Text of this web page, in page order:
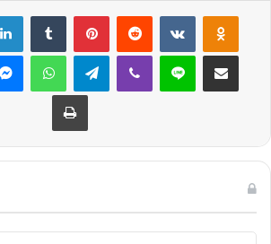
LinkedInTumblr PinterestReddit VKontakte
MessengerWhatsAppTelegramViber Line E-Posta ile
Yazdır